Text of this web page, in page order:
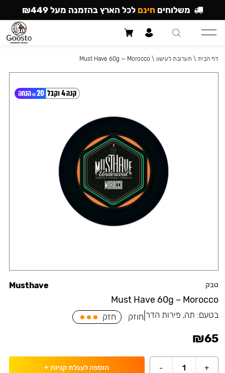
טבק
Must Have 60g – Morocco
Musthave
בטעם: תה, פירות הדר חוזק חזק
₪65
+
1
- הוספה לעגלת קניות +
דף הבית \ תערובת לעישון \
Must Have 60g — Morocco
משלוחים חינם לכל הארץ בהזמנה מעל ₪449